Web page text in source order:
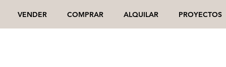
VENDER COMPRAR ALQUILAR PROYECTOS